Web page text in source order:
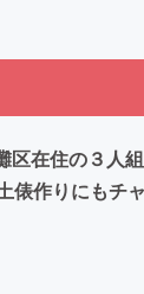
区在住の３人
作りにもチャ